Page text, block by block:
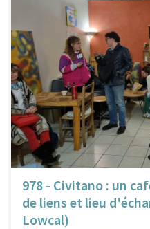
978 - Civitano : un
de liens et lieu
Lowcal)